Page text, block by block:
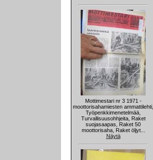
Mottimestari nr 3 1971 -
moottorisahamiesten ammattilehti,
Työpenkkimenetelmää,
Turvallisuusohhjeita, Raket
suojasaapas, Raket 50
moottorisaha, Raket öljyt...
Näytä